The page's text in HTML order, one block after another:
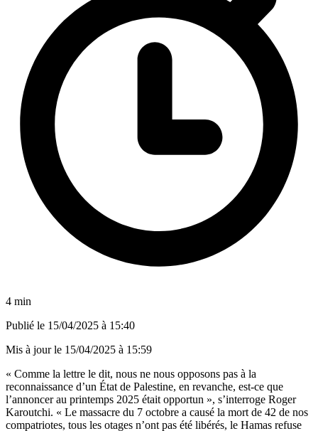
4 min
Publié le 15/04/2025 à 15:40
Mis à jour le 15/04/2025 à 15:59
« Comme la lettre le dit, nous ne nous opposons pas à la
reconnaissance d’un État de Palestine, en revanche, est-ce que
l’annoncer au printemps 2025 était opportun », s’interroge Roger
Karoutchi. « Le massacre du 7 octobre a causé la mort de 42 de nos
compatriotes, tous les otages n’ont pas été libérés, le Hamas refuse